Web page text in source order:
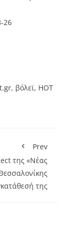
26
, βόλεϊ, HOT
Prev
της «Νέας
της